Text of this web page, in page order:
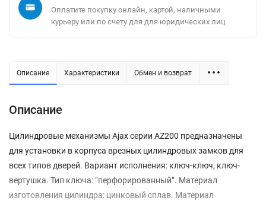
Оплатите покупку онлайн, картой, наличными
курьеру или по счету для для юридических лиц
Описание Характеристики Обмен и возврат
Описание
Цилиндровые механизмы Ajax серии AZ200 предназначены
для установки в корпуса врезных цилиндровых замков для
всех типов дверей. Вариант исполнения: ключ-ключ, ключ-
вертушка. Тип ключа: “перфорированный”. Материал
изготовления цилиндра: цинковый сплав. Материал